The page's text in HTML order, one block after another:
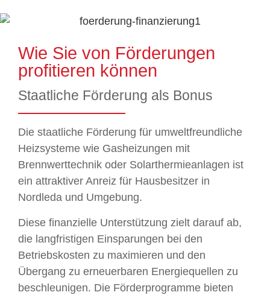
Wie Sie von Förderungen
profitieren können
Staatliche Förderung als Bonus
Die staatliche Förderung für umweltfreundliche
Heizsysteme wie Gasheizungen mit
Brennwerttechnik oder Solarthermieanlagen ist
ein attraktiver Anreiz für Hausbesitzer in
Nordleda und Umgebung.
Diese finanzielle Unterstützung zielt darauf ab,
die langfristigen Einsparungen bei den
Betriebskosten zu maximieren und den
Übergang zu erneuerbaren Energiequellen zu
beschleunigen. Die Förderprogramme bieten